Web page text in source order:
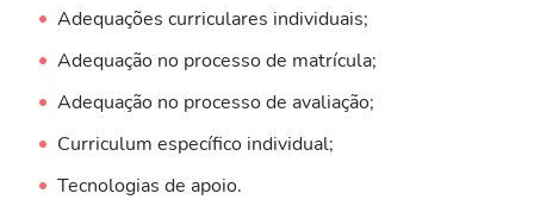
Adequações curriculares individuais;
Adequação no processo de matrícula;
Adequação no processo de avaliação;
Curriculum específico individual;
Tecnologias de apoio.